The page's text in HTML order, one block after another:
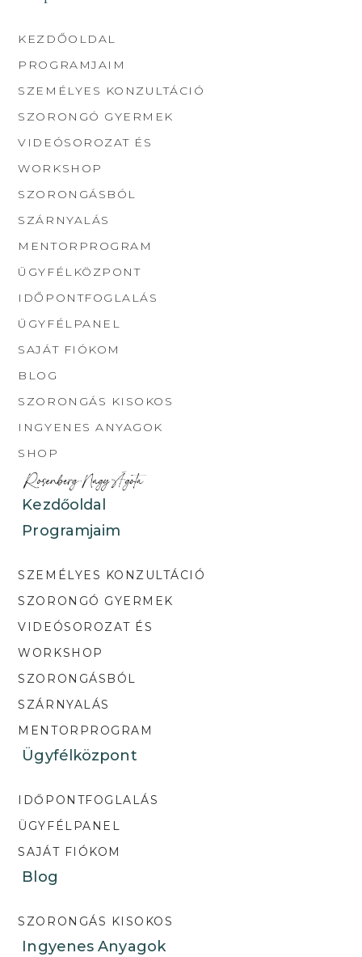
KEZDŐOLDAL
PROGRAMJAIM
SZEMÉLYES KONZULTÁCIÓ
SZORONGÓ GYERMEK
VIDEÓSOROZAT ÉS
WORKSHOP
SZORONGÁSBÓL
SZÁRNYALÁS
MENTORPROGRAM
ÜGYFÉLKÖZPONT
IDŐPONTFOGLALÁS
ÜGYFÉLPANEL
SAJÁT FIÓKOM
BLOG
SZORONGÁS KISOKOS
INGYENES ANYAGOK
SHOP
Kezdőoldal
Programjaim
SZEMÉLYES KONZULTÁCIÓ
SZORONGÓ GYERMEK
VIDEÓSOROZAT ÉS
WORKSHOP
SZORONGÁSBÓL
SZÁRNYALÁS
MENTORPROGRAM
Ügyfélközpont
IDŐPONTFOGLALÁS
ÜGYFÉLPANEL
SAJÁT FIÓKOM
Blog
SZORONGÁS KISOKOS
Ingyenes Anyagok